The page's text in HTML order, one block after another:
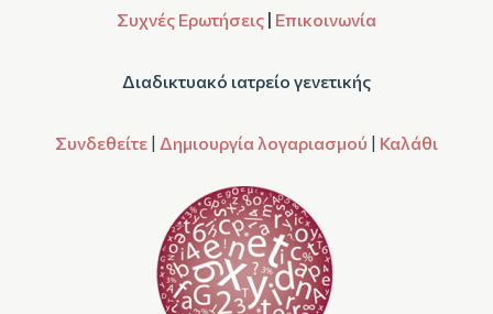
Συχνές Ερωτήσεις | Επικοινωνία
Διαδικτυακό ιατρείο γενετικής
Συνδεθείτε | Δημιουργία λογαριασμού | Καλάθι